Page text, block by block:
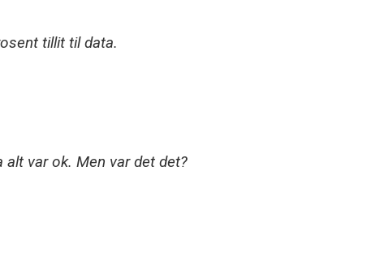
tillit til data.
var ok. Men var det det?